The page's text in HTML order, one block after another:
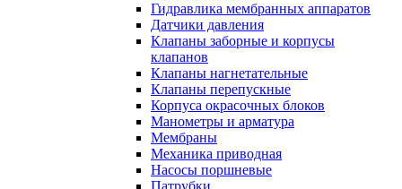
Гидравлика мембранных аппаратов
Датчики давления
Клапаны заборные и корпусы
клапанов
Клапаны нагнетательные
Клапаны перепускные
Корпуса окрасочных блоков
Манометры и арматура
Мембраны
Механика приводная
Насосы поршневые
Патрубки